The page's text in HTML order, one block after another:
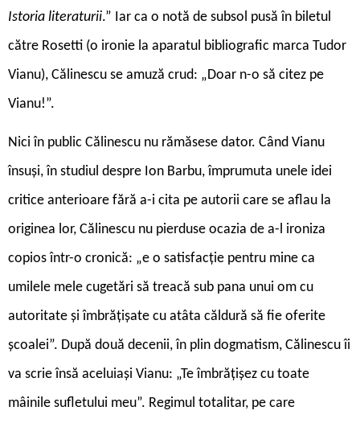
Istoria literaturii.” Iar ca o notă de subsol pusă în biletul
către Rosetti (o ironie la aparatul bibliografic marca Tudor
Vianu), Călinescu se amuză crud: „Doar n-o să citez pe
Vianu!”.
Nici în public Călinescu nu rămăsese dator. Când Vianu
însuși, în studiul despre Ion Barbu, împrumuta unele idei
critice anterioare fără a-i cita pe autorii care se aflau la
originea lor, Călinescu nu pierduse ocazia de a-l ironiza
copios într-o cronică: „e o satisfacție pentru mine ca
umilele mele cugetări să treacă sub pana unui om cu
autoritate și îmbrățișate cu atâta căldură să fie oferite
școalei”. După două decenii, în plin dogmatism, Călinescu îi
va scrie însă aceluiași Vianu: „Te îmbrățișez cu toate
mâinile sufletului meu”. Regimul totalitar, pe care